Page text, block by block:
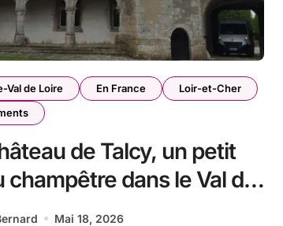
Val de Loire En France
Loir-et-Cher
de Talcy, un petit
champêtre dans le Val de
Mai 18, 2026